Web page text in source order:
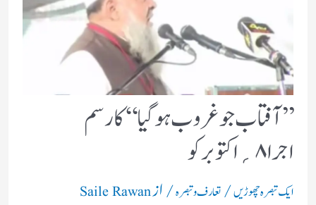
’’آفتاب جو غروب ہوگیا ‘‘ کا رسم
اجرا۸؍اکتوبر کو
ایک تبصرہ چھوڑیں/تعارف و تبصرہ/ ازSaile Rawan